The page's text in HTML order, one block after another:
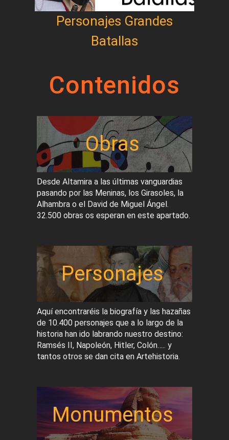
Personajes Grandes
Batallas
Contenidos
Obras
Desde Altamira a las últimas vanguardias
pasando por las Meninas, los Girasoles, la
Alhambra o el David de Miguel Ángel.
32.500 obras os esperan en este apartado.
Personajes
Aquí encontraréis la biografía y las hazañas
de 10.400 personajes que a lo largo de la
historia han ido labrando nuestro destino:
Ramsés II, Napoleón, Hitler, Colón….. y
tantos otros se dan cita en Artehistoria.
Monumentos